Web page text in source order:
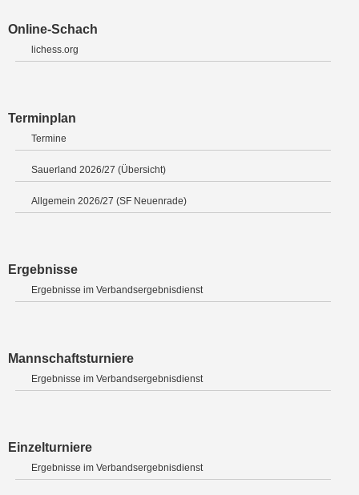
Online-Schach
lichess.org
Terminplan
Termine
Sauerland 2026/27 (Übersicht)
Allgemein 2026/27 (SF Neuenrade)
Ergebnisse
Ergebnisse im Verbandsergebnisdienst
Mannschaftsturniere
Ergebnisse im Verbandsergebnisdienst
Einzelturniere
Ergebnisse im Verbandsergebnisdienst